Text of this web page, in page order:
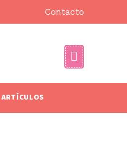
Contacto
ARTÍCULOS